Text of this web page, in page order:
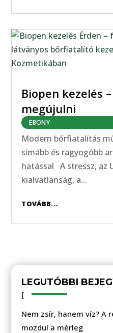
Biopen kezelés
megújulni
EBONY
Modern bőrfiatalítás
simább és ragyogóbb
hatással A stressz, az
kialvatlanság, a...
TOVÁBB...
LEGUTÓBBI
Nem zsír, hanem víz? A
mozdul a mérleg